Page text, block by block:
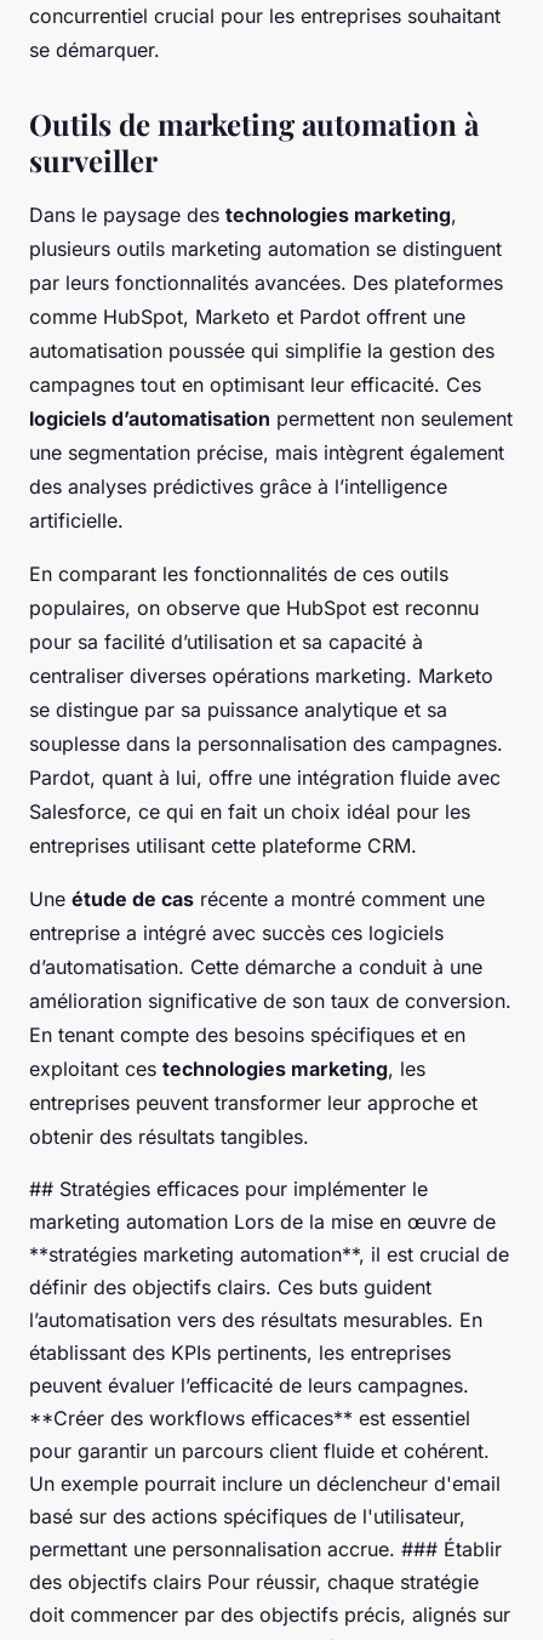
concurrentiel crucial pour les entreprises souhaitant
se démarquer.
Outils de marketing automation à
surveiller
Dans le paysage des technologies marketing,
plusieurs outils marketing automation se distinguent
par leurs fonctionnalités avancées. Des plateformes
comme HubSpot, Marketo et Pardot offrent une
automatisation poussée qui simplifie la gestion des
campagnes tout en optimisant leur efficacité. Ces
logiciels d’automatisation permettent non seulement
une segmentation précise, mais intègrent également
des analyses prédictives grâce à l’intelligence
artificielle.
En comparant les fonctionnalités de ces outils
populaires, on observe que HubSpot est reconnu
pour sa facilité d’utilisation et sa capacité à
centraliser diverses opérations marketing. Marketo
se distingue par sa puissance analytique et sa
souplesse dans la personnalisation des campagnes.
Pardot, quant à lui, offre une intégration fluide avec
Salesforce, ce qui en fait un choix idéal pour les
entreprises utilisant cette plateforme CRM.
Une étude de cas récente a montré comment une
entreprise a intégré avec succès ces logiciels
d’automatisation. Cette démarche a conduit à une
amélioration significative de son taux de conversion.
En tenant compte des besoins spécifiques et en
exploitant ces technologies marketing, les
entreprises peuvent transformer leur approche et
obtenir des résultats tangibles.
## Stratégies efficaces pour implémenter le
marketing automation Lors de la mise en œuvre de
**stratégies marketing automation**, il est crucial de
définir des objectifs clairs. Ces buts guident
l’automatisation vers des résultats mesurables. En
établissant des KPIs pertinents, les entreprises
peuvent évaluer l’efficacité de leurs campagnes.
**Créer des workflows efficaces** est essentiel
pour garantir un parcours client fluide et cohérent.
Un exemple pourrait inclure un déclencheur d'email
basé sur des actions spécifiques de l'utilisateur,
permettant une personnalisation accrue. ### Établir
des objectifs clairs Pour réussir, chaque stratégie
doit commencer par des objectifs précis, alignés sur